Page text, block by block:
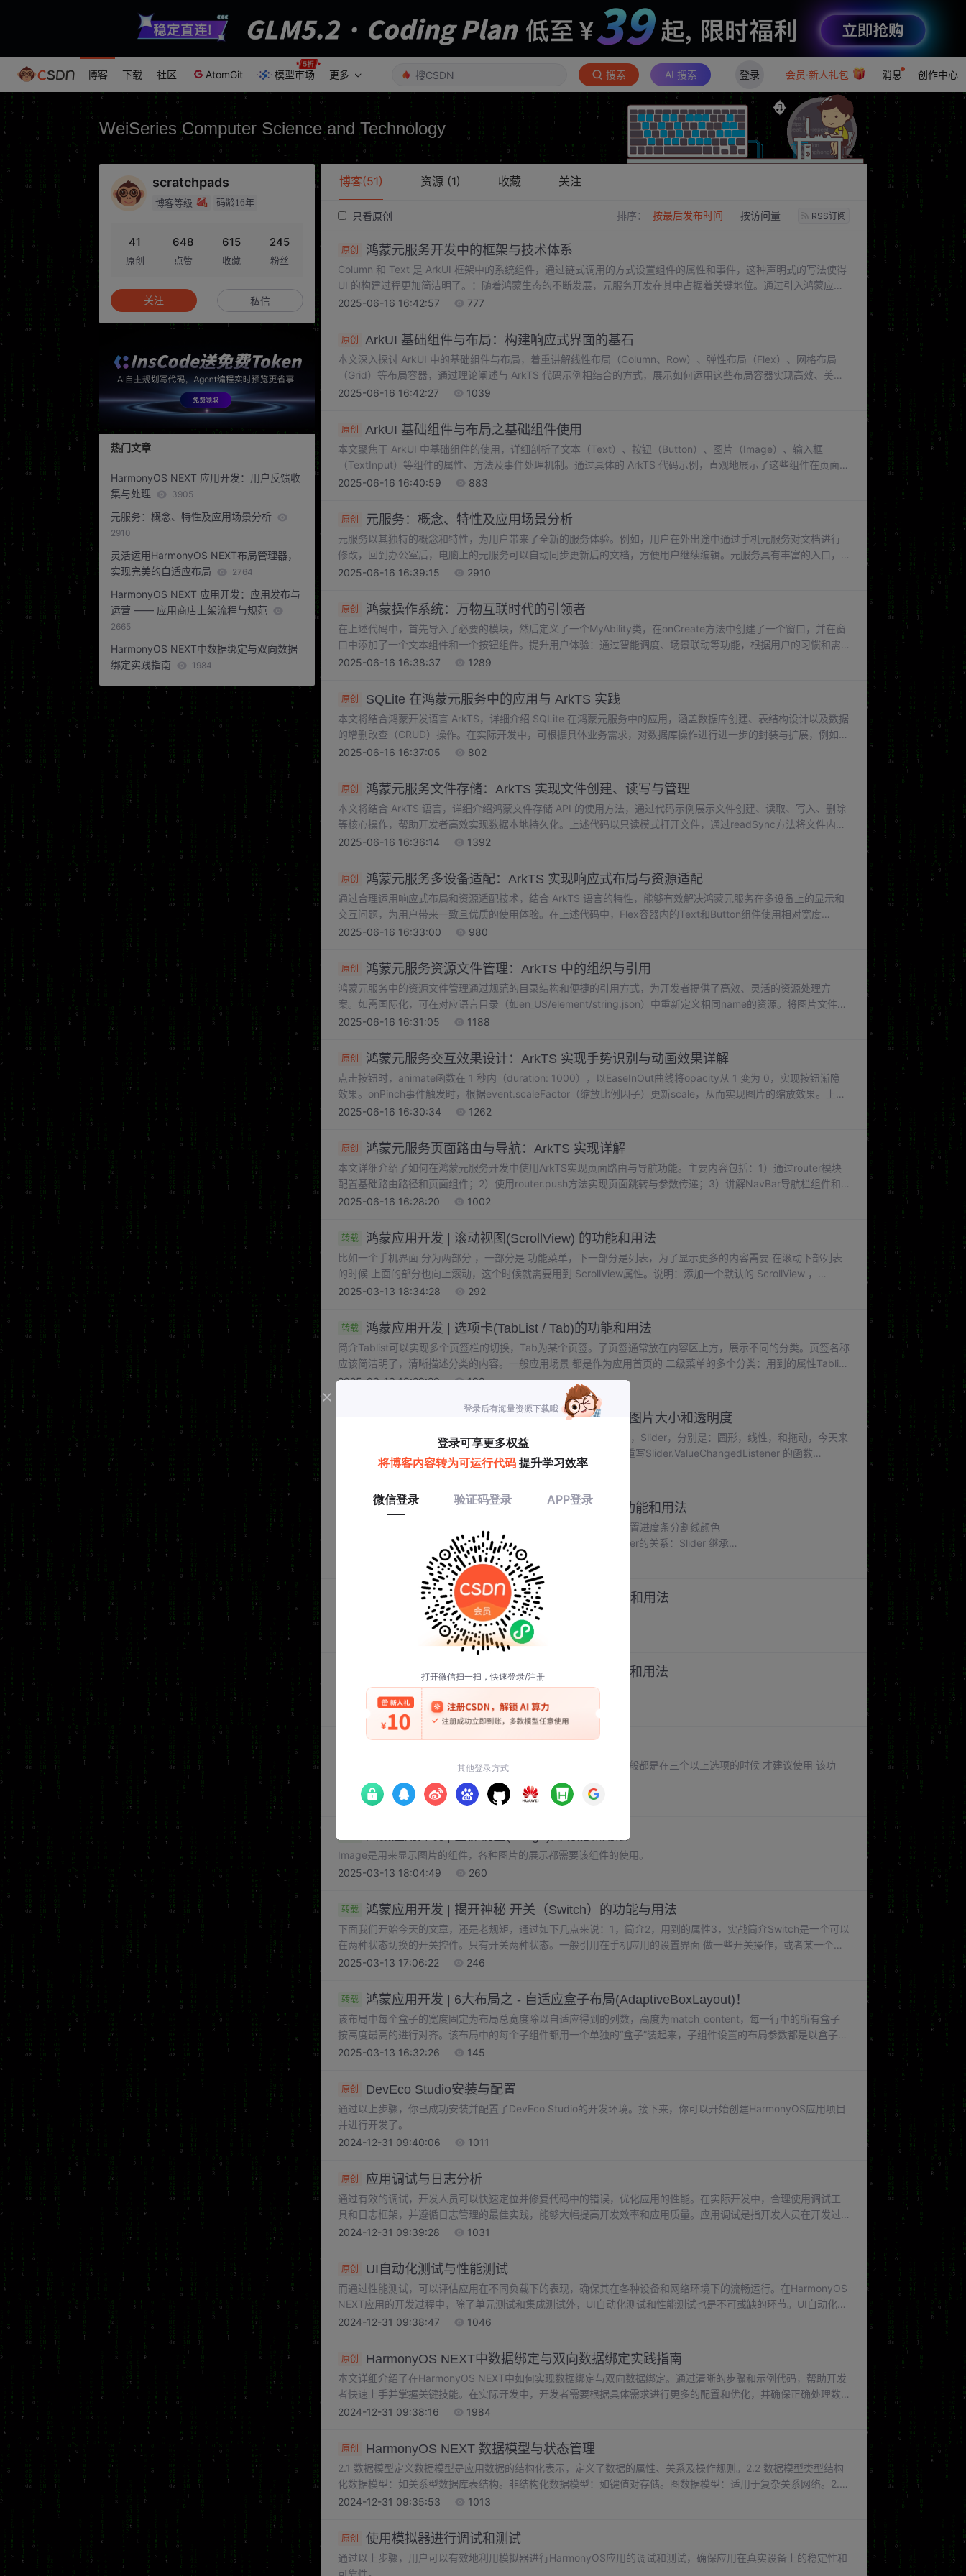
博客 下载 社区 AtomGit 模型市场 更多 搜索 AI 搜索 登录 会员·新人礼包 消息 创作中心
WeiSeries Computer Science and Technology
博客(51) 资源 (1) 收藏 关注
只看原创 排序： 按最后发布时间 按访问量 RSS订阅
原创 鸿蒙元服务开发中的框架与技术体系
Column 和 Text 是 ArkUI 框架中的系统组件，通过链式调用的方式设置组件的属性和事件，这种声明式的写法使得
UI 的构建过程更加简洁明了。：随着鸿蒙生态的不断发展，元服务开发在其中占据着关键地位。通过引入鸿蒙应用
开发框架，利用 ArkTS 语言的特性和 ArkUI 框架的功能，能够高效构建元服务，提升用户体验，为鸿蒙生态的繁荣
洁、高效，同时能够实现出色的用户界面与交互效果。
2025-06-16 16:42:57 777
原创 ArkUI 基础组件与布局：构建响应式界面的基石
本文深入探讨 ArkUI 中的基础组件与布局，着重讲解线性布局（Column、Row）、弹性布局（Flex）、网格布局
（Grid）等布局容器，通过理论阐述与 ArkTS 代码示例相结合的方式，展示如何运用这些布局容器实现高效、美观
且具有响应式效果的页面排版，助力开发者更好地掌握 ArkUI 布局体系，提升应用界面开发质量。Text('弹性项目
2025-06-16 16:42:27 1039
原创 ArkUI 基础组件与布局之基础组件使用
本文聚焦于 ArkUI 中基础组件的使用，详细剖析了文本（Text）、按钮（Button）、图片（Image）、输入框
（TextInput）等组件的属性、方法及事件处理机制。通过具体的 ArkTS 代码示例，直观地展示了这些组件在页面构
建中的实际应用，为开发者深入理解和运用 ArkUI 基础组件提供了有力的参考。width和height属性用于设置图片的
法主要用于增强其交互性。
2025-06-16 16:40:59 883
原创 元服务：概念、特性及应用场景分析
元服务以其独特的概念和特性，为用户带来了全新的服务体验。例如，用户在外出途中通过手机元服务对文档进行
修改，回到办公室后，电脑上的元服务可以自动同步更新后的文档，方便用户继续编辑。元服务具有丰富的入口，
例如可以直接添加到桌面，用户能够通过桌面图标、搜索结果、消息通知等多种方式直接访问所需的元服务功能，
行，能根据用户的行为和需求智能推送合适的服务，并在不同设备间实现协同工作，为用户提供无缝的跨设备体
2025-06-16 16:39:15 2910
原创 鸿蒙操作系统：万物互联时代的引领者
在上述代码中，首先导入了必要的模块，然后定义了一个MyAbility类，在onCreate方法中创建了一个窗口，并在窗
口中添加了一个文本组件和一个按钮组件。提升用户体验：通过智能调度、场景联动等功能，根据用户的习惯和需
求，自动优化资源分配和设备协作，为用户带来更加便捷、智能、个性化的服务。统一编程框架：提供统一的开发
“1”：指智能手机，是用户与华为生态系统交互的关键入口，承担多设备控制中枢的角色。
2025-06-16 16:38:37 1289
原创 SQLite 在鸿蒙元服务中的应用与 ArkTS 实践
本文将结合鸿蒙开发语言 ArkTS，详细介绍 SQLite 在鸿蒙元服务中的应用，涵盖数据库创建、表结构设计以及数据
的增删改查（CRUD）操作。在实际开发中，可根据具体业务需求，对数据库操作进行进一步的封装与扩展，例如添
加事务处理、优化查询性能等，以满足复杂的应用场景。以存储用户信息为例，设计了UserData表，包含id（自增
败');
2025-06-16 16:37:05 802
原创 鸿蒙元服务文件存储：ArkTS 实现文件创建、读写与管理
本文将结合 ArkTS 语言，详细介绍鸿蒙文件存储 API 的使用方法，通过代码示例展示文件创建、读取、写入、删除
等核心操作，帮助开发者高效实现数据本地持久化。上述代码以只读模式打开文件，通过readSync方法将文件内容
读取到缓冲区，再使用TextDecoder将字节流转换为字符串，获取文件内容。该示例先获取文件大小，创建对应大
件读取成功，文件大小:', fileSize);
2025-06-16 16:36:14 1392
原创 鸿蒙元服务多设备适配：ArkTS 实现响应式布局与资源适配
通过合理运用响应式布局和资源适配技术，结合 ArkTS 语言的特性，能够有效解决鸿蒙元服务在多设备上的显示和
交互问题，为用户带来一致且优质的使用体验。在上述代码中，Flex容器内的Text和Button组件使用相对宽度
（width设置为百分比），随着设备屏幕宽度变化，组件会按比例调整大小，始终保持居中对齐，适配不同屏幕尺
$media函数引用适配的图片资源，实现了在不同设备上的良好显示效果。
2025-06-16 16:33:00 980
原创 鸿蒙元服务资源文件管理：ArkTS 中的组织与引用
鸿蒙元服务中的资源文件管理通过规范的目录结构和便捷的引用方式，为开发者提供了高效、灵活的资源处理方
案。如需国际化，可在对应语言目录（如en_US/element/string.json）中重新定义相同name的资源。将图片文件
（如.png、.jpg）存放在resources/base/media目录下。│ └── string.json // 英文语言字符串资源。│ │ └──
2025-06-16 16:31:05 1188
原创 鸿蒙元服务交互效果设计：ArkTS 实现手势识别与动画效果详解
点击按钮时，animate函数在 1 秒内（duration: 1000），以EaseInOut曲线将opacity从 1 变为 0，实现按钮渐隐
效果。onPinch事件触发时，根据event.scaleFactor（缩放比例因子）更新scale，从而实现图片的缩放效果。上述
代码中，@State装饰的text变量用于存储按钮显示的文本，点击按钮时，通过onClick事件更新text的值，实现文本
2025-06-16 16:30:34 1262
原创 鸿蒙元服务页面路由与导航：ArkTS 实现详解
本文详细介绍了如何在鸿蒙元服务开发中使用ArkTS实现页面路由与导航功能。主要内容包括：1）通过router模块
配置基础路由路径和页面组件；2）使用router.push方法实现页面跳转与参数传递；3）讲解NavBar导航栏组件和
自定义SideBar侧边栏的实现方法；4）提供完整的多页面应用构建方案，涵盖参数接收、导航控制等关键技术点。
验。
2025-06-16 16:28:20 1002
转载 鸿蒙应用开发 | 滚动视图(ScrollView) 的功能和用法
比如一个手机界面 分为两部分 ，一部分是 功能菜单，下一部分是列表，为了显示更多的内容需要 在滚动下部列表
的时候 上面的部分也向上滚动，这个时候就需要用到 ScrollView属性。说明：添加一个默认的 ScrollView ，
ScrollView中包含了一个线性布局 DirectionalLayout，布局中放置多个组件。ohos:match_viewport="true" 拉伸匹
2025-03-13 18:34:28 292
转载 鸿蒙应用开发 | 选项卡(TabList / Tab)的功能和用法
简介Tablist可以实现多个页签栏的切换，Tab为某个页签。子页签通常放在内容区上方，展示不同的分类。页签名称
应该简洁明了，清晰描述分类的内容。一般应用场景 都是作为应用首页的 二级菜单的多个分类：用到的属性Tablist
的共有XML属性继承自：ScrollView官网属性一大堆，看到都头大，其实使用起来就几个属性。常用接口：1，创建
项目，添加默认Tablist添加Tab新增选项,在两个之间插入一个。默认选中第几个：设置点击某一个选中后的 操作：
2025-03-13 18:29:20 198
鸿蒙应用开发 | (Slider) 用法，拖动进度条改变图片大小和透明度
鸿蒙中进度条目前有3种方式：RoundProgressBar，ProgressBar，Slider，分别是：圆形，线性，和拖动，今天来
说说拖动进度条，该类型的进度条有一个拖动bar用来拖动，通过重写Slider.ValueChangedListener 的函数
onProgressUpdated 实现拖动的操作更新。原文链接：
2025-03-13 18:25:17 237
鸿蒙应用开发 | 进度条(ProgressBar,Slider)的功能和用法
progressBar.setDividerLineColor(Color.RED);ProgressBar和Slider的关系：Slider 继承
ohos.agp.components.AbsSlider 继承 ohos.agp.components.ProgressBar。1，默认进度条很简单 ，设置 最大
值，最小值，默认进度值。1, 设置拖动条 数值，和数值颜色。1，添加默认的进度条。
2025-03-13 18:23:38 225
鸿蒙应用开发 | 时间选择器(TimePicker)的功能和用法
TimePicker主要供用户选择时间。可以动态控制时分秒的样式。
2025-03-13 18:20:24
212
鸿蒙应用开发 | 日期选择器(DatePicker)的功能和用法
DatePicker主要供用户选择日期。
2025-03-13 18:18:01
394
Picker提供了滑动选择器，允许用户从预定义范围中进行选择。一般都是在三个以上选项的时候 才建议使用 该功
能。如下图这种，可以上下滑动选择需要的信息。
2025-03-13 18:09:51
221
鸿蒙应用开发 | 图像视图(Image)的功能和用法
Image是用来显示图片的组件，各种图片的展示都需要该组件的使用。
2025-03-13 18:04:49
260
转载 鸿蒙应用开发 | 揭开神秘 开关（Switch）的功能与用法
下面我们开始今天的文章，还是老规矩，通过如下几点来说：1，简介2，用到的属性3，实战简介Switch是一个可以
在两种状态切换的开关控件。只有开关两种状态。一般引用在手机应用的设置界面 做一些开关操作，或者某一个功
能的开关操作。用到的属性Switch的共有XML属性还是继承自：Texttext_state_on // 开启显示的文本
2025-03-13 17:06:22 246
转载 鸿蒙应用开发 | 6大布局之 - 自适应盒子布局(AdaptiveBoxLayout)！
该布局中每个盒子的宽度固定为布局总宽度除以自适应得到的列数，高度为match_content，每一行中的所有盒子
按高度最高的进行对齐。该布局中的每个子组件都用一个单独的“盒子”装起来，子组件设置的布局参数都是以盒子作
为父布局生效，不以整个自适应布局为生效范围。布局文件 中添加了一个自适应盒子布局，另外添加了两个按钮，
作用，确实很神器，方法很简单，总结出来只有4个操作方法。
2025-03-13 16:32:26 145
原创 DevEco Studio安装与配置
通过以上步骤，你已成功安装并配置了DevEco Studio的开发环境。接下来，你可以开始创建HarmonyOS应用项目
并进行开发了。
2024-12-31 09:40:06
1011
原创 应用调试与日志分析
通过有效的调试，开发人员可以快速定位并修复代码中的错误，优化应用的性能。在实际开发中，合理使用调试工
具和日志框架，并遵循日志管理的最佳实践，能够大幅提高开发效率和应用质量。应用调试是指开发人员在开发过
程中，通过逐步执行代码、检查变量状态、查看内存分配等手段，实时跟踪应用运行状态，发现和解决程序中的错
异常或错误。日志是调试和运维过程中非常重要的一部分，合理的日志输出可以显著提高问题排查的效率。
2024-12-31 09:39:28 1031
原创 UI自动化测试与性能测试
而通过性能测试，可以评估应用在不同负载下的表现，确保其在各种设备和网络环境下的流畅运行。在HarmonyOS
NEXT应用的开发过程中，除了单元测试和集成测试外，UI自动化测试和性能测试也是不可或缺的环节。UI自动化测
试用于确保应用的用户界面能够正确响应用户操作并提供预期的交互体验，而性能测试则评估应用在不同负载条件
用的性能在各种条件下都能满足要求。UI自动化测试用例主要包括界面元素的定位、操作和验证。
2024-12-31 09:38:47 1046
原创 HarmonyOS NEXT中数据绑定与双向数据绑定实践指南
本文详细介绍了在HarmonyOS NEXT中如何实现数据绑定与双向数据绑定。通过清晰的步骤和示例代码，帮助开发
者快速上手并掌握关键技能。在实际开发中，开发者需要根据具体需求进行更多的配置和优化，并确保正确处理数
据绑定过程中的异常和资源释放，以避免潜在的问题。希望本文能够对开发者们有所帮助！
2024-12-31 09:38:16 1984
原创 HarmonyOS NEXT 数据模型与状态管理
2.1 数据模型定义数据模型是应用数据的结构化表示，定义了数据的属性、关系及操作规则。2.2 数据模型类型结构
化数据模型：如关系型数据库表结构。非结构化数据模型：如键值对存储。图数据模型：适用于复杂关系网络。2.3
数据模型设计原则简洁性一致性可扩展性代码示例：User 数据模型java// 构造函数// Getter 和 Setter 方法return
2024-12-31 09:35:53 1013
原创 使用模拟器进行调试和测试
通过以上步骤，用户可以有效地利用模拟器进行HarmonyOS应用的调试和测试，确保应用在真实设备上的稳定性和
可靠性。
scratchpads
博客等级 码龄16年
41
原创
648
点赞
615
收藏
245
粉丝
关注 私信
热门文章
HarmonyOS NEXT 应用开发：用户反馈收
集与处理
3905
元服务：概念、特性及应用场景分析
2910
灵活运用HarmonyOS NEXT布局管理器，
实现完美的自适应布局
2764
HarmonyOS NEXT 应用开发：应用发布与
运营 —— 应用商店上架流程与规范
2665
HarmonyOS NEXT中数据绑定与双向数据
绑定实践指南
1984